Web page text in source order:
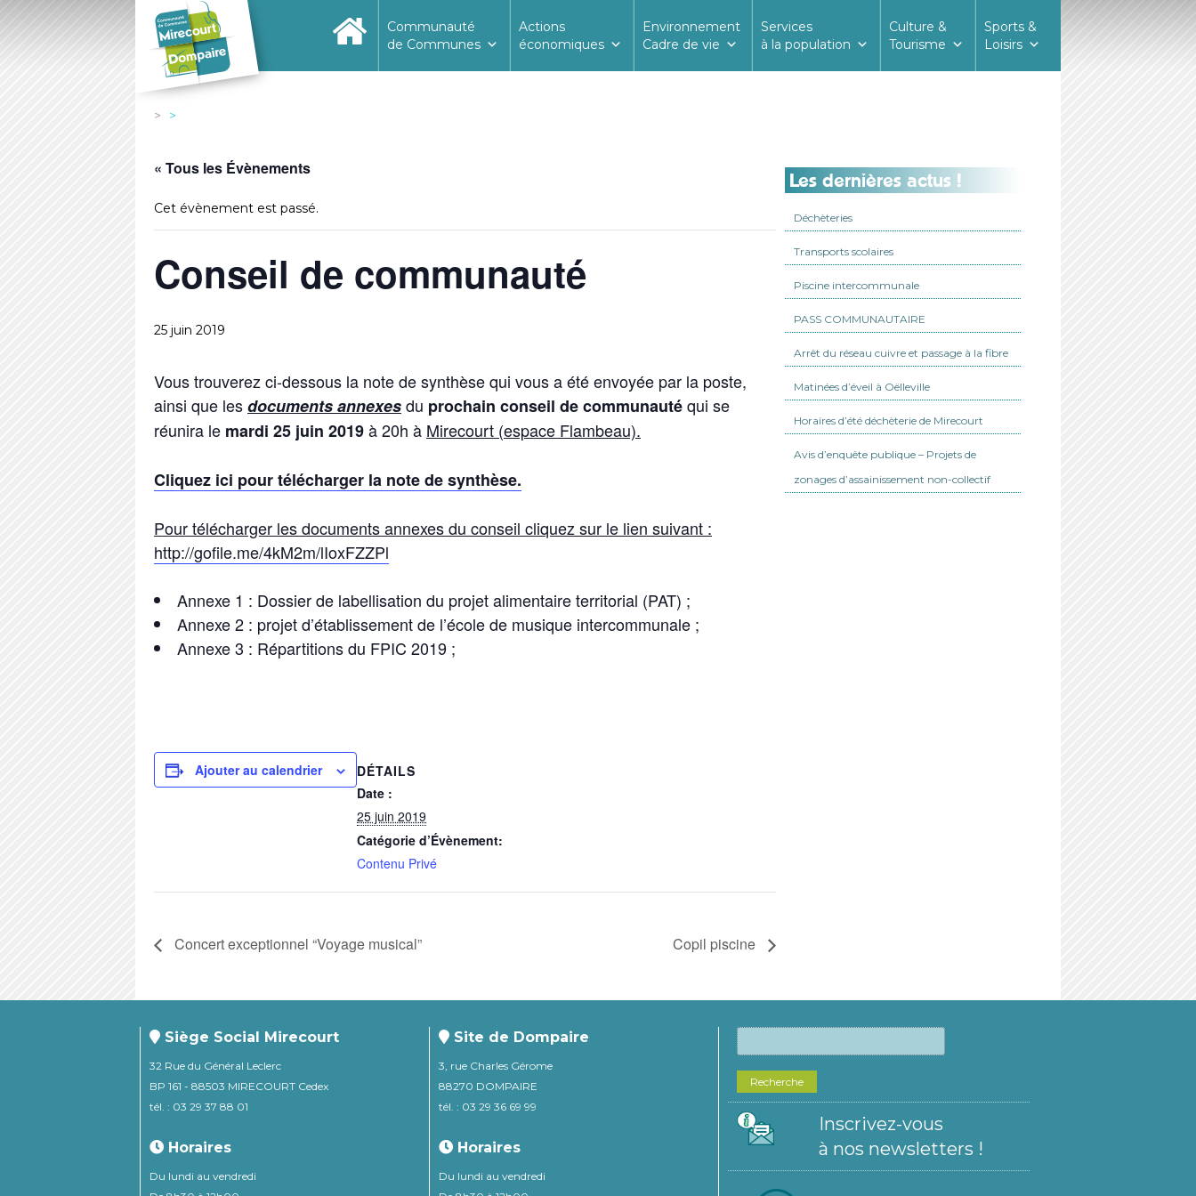
Communauté
de Communes
Actions
économiques
Environnement
Cadre de vie
Services
à la population
Culture &
Tourisme
Sports &
Loisirs
« Tous les Évènements
Cet évènement est passé.
Conseil de communauté
25 juin 2019
Vous trouverez ci-dessous la note de synthèse qui vous a été envoyée par la poste,
ainsi que lesdocuments annexesdu prochain conseil de communautéqui se
réunira le mardi 25 juin 2019à 20h à Mirecourt (espace Flambeau).
Cliquez ici pour télécharger la note de synthèse.
Pour télécharger les documents annexes du conseil cliquez sur le lien suivant :
http://gofile.me/4kM2m/lIoxFZZPl
Annexe 1 : Dossier de labellisation du projet alimentaire territorial (PAT) ;
Annexe 2 : projet d’établissement de l’école de musique intercommunale ;
Annexe 3 : Répartitions du FPIC 2019 ;
Ajouter au calendrier
DÉTAILS
Date :
25 juin 2019
Catégorie d’Évènement:
Contenu Privé
Concert exceptionnel “Voyage musical” Copil piscine
Les dernières actus !
Déchèteries
Transports scolaires
Piscine intercommunale
PASS COMMUNAUTAIRE
Arrêt du réseau cuivre et passage à la fibre
Matinées d’éveil à Oëlleville
Horaires d’été déchèterie de Mirecourt
Avis d’enquête publique – Projets de
zonages d’assainissement non-collectif
Siège Social Mirecourt
32 Rue du Général Leclerc
BP 161 - 88503 MIRECOURT Cedex
tél. : 03 29 37 88 01
Horaires
Du lundi au vendredi
Site de Dompaire
3, rue Charles Gérome
88270 DOMPAIRE
tél. : 03 29 36 69 99
Horaires
Du lundi au vendredi
Recherche
Inscrivez-vous
à nos newsletters !